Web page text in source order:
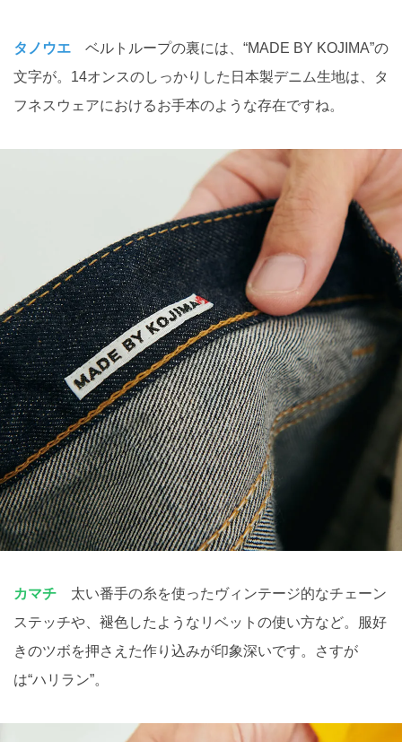
タノウエ ベルトループの裏には、“MADE BY KOJIMA”の
文字が。14オンスのしっかりした日本製デニム生地は、タ
フネスウェアにおけるお手本のような存在ですね。
カマチ 太い番手の糸を使ったヴィンテージ的なチェーン
ステッチや、褪色したようなリベットの使い方など。服好
きのツボを押さえた作り込みが印象深いです。さすが
は“ハリラン”。